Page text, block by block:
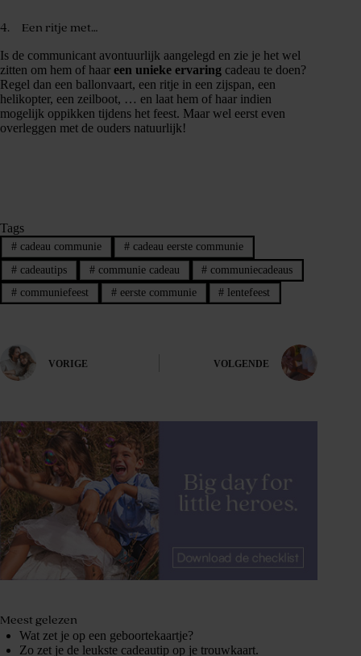
4. Een ritje met…
Is de communicant avontuurlijk aangelegd en zie je het wel
zitten om hem of haar een unieke ervaring cadeau te doen?
Regel dan een ballonvaart, een ritje in een zijspan, een
helikopter, een zeilboot, … en laat hem of haar indien
mogelijk oppikken tijdens het feest. Maar wel eerst even
overleggen met de ouders natuurlijk!
Tags
#cadeau communie #cadeau eerste communie
#cadeautips #communie cadeau # communiecadeaus
#communiefeest #eerste communie # lentefeest
VORIGE VOLGENDE
Meest gelezen
Wat zet je op een geboortekaartje?
Zo zet je de leukste cadeautip op je trouwkaart.